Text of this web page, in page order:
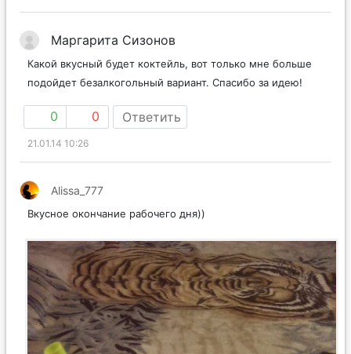
Маргарита Сизонов
Какой вкусный будет коктейль, вот только мне больше
подойдет безалкогольный вариант. Спасибо за идею!
0 0 Ответить
21.01.14 10:26
Alissa_777
Вкусное окончание рабочего дня))